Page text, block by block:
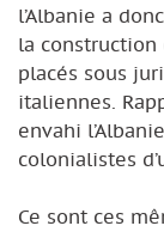
l’Albanie a
la construction
placés sous
italiennes.
envahi
colonialistes
Ce sont ces